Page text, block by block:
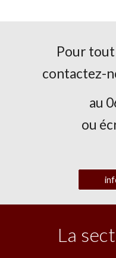
Pour
contactez-
au
ou
La